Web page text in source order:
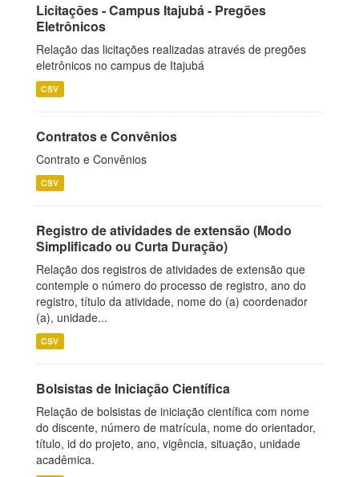
Licitações - Campus Itajubá - Pregões
Eletrônicos
Relação das licitações realizadas através de pregões
eletrônicos no campus de Itajubá
CSV
Contratos e Convênios
Contrato e Convênios
CSV
Registro de atividades de extensão (Modo
Simplificado ou Curta Duração)
Relação dos registros de atividades de extensão que
contemple o número do processo de registro, ano do
registro, título da atividade, nome do (a) coordenador
(a), unidade...
CSV
Bolsistas de Iniciação Científica
Relação de bolsistas de iniciação científica com nome
do discente, número de matrícula, nome do orientador,
título, id do projeto, ano, vigência, situação, unidade
acadêmica.